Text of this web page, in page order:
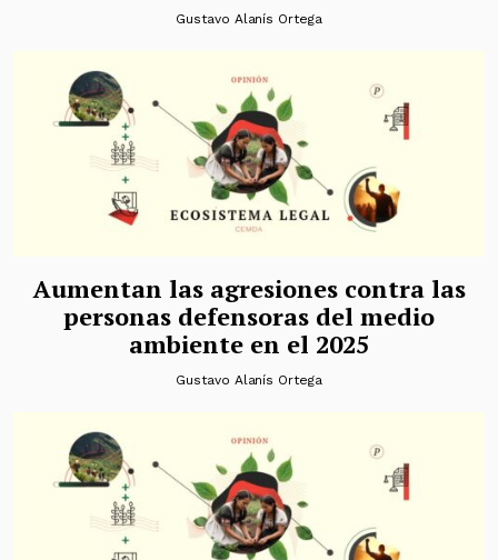
Gustavo Alanís Ortega
Aumentan las agresiones contra las
personas defensoras del medio
ambiente en el 2025
Gustavo Alanís Ortega